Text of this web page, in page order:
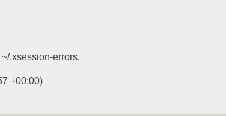
.xsession-errors.
+00:00)